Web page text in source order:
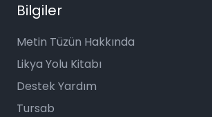
Bilgiler
Metin Tüzün Hakkında
Likya Yolu Kitabı
Destek Yardım
Tursab